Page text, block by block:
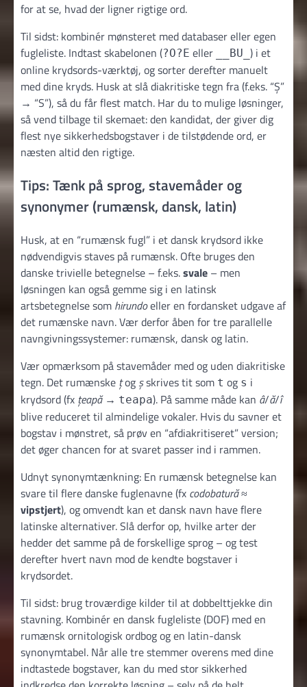
for at se, hvad der ligner rigtige ord.
Til sidst: kombinér mønsteret med databaser eller egen
fugleliste. Indtast skabelonen (?O?E eller __BU_ ) i et
online krydsords-værktøj, og sorter derefter manuelt
med dine kryds. Husk at slå diakritiske tegn fra (f.eks. “Ș”
→ “S”), så du får flest match. Har du to mulige løsninger,
så vend tilbage til skemaet: den kandidat, der giver dig
flest nye sikkerhedsbogstaver i de tilstødende ord, er
næsten altid den rigtige.
Tips: Tænk på sprog, stavemåder og
synonymer (rumænsk, dansk, latin)
Husk, at en “rumænsk fugl” i et dansk krydsord ikke
nødvendigvis staves på rumænsk. Ofte bruges den
danske trivielle betegnelse – f.eks.svale – men
løsningen kan også gemme sig i en latinsk
artsbetegnelse som hirundoeller en fordansket udgave af
det rumænske navn. Vær derfor åben for tre parallelle
navngivningssystemer: rumænsk, dansk og latin.
Vær opmærksom på stavemåder med og uden diakritiske
tegn. Det rumænske țog șskrives tit som t og s i
krydsord (fx țeapă→ teapa). På samme måde kan â/ă/î
blive reduceret til almindelige vokaler. Hvis du savner et
bogstav i mønstret, så prøv en “afdiakritiseret” version;
det øger chancen for at svaret passer ind i rammen.
Udnyt synonymtænkning: En rumænsk betegnelse kan
svare til flere danske fuglenavne (fx codobatură≈
vipstjert), og omvendt kan et dansk navn have flere
latinske alternativer. Slå derfor op, hvilke arter der
hedder det samme på de forskellige sprog – og test
derefter hvert navn mod de kendte bogstaver i
krydsordet.
Til sidst: brug troværdige kilder til at dobbelttjekke din
stavning. Kombinér en dansk fugleliste (DOF) med en
rumænsk ornitologisk ordbog og en latin-dansk
synonymtabel. Når alle tre stemmer overens med dine
indtastede bogstaver, kan du med stor sikkerhed